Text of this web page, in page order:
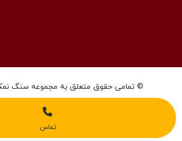
© تمامی حقوق متعلق به مجموعه سنگ
شماره پاسخگویی
تماس